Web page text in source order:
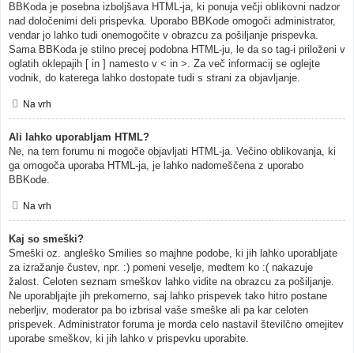
BBKoda je posebna izboljšava HTML-ja, ki ponuja večji oblikovni nadzor
nad določenimi deli prispevka. Uporabo BBKode omogoči administrator,
vendar jo lahko tudi onemogočite v obrazcu za pošiljanje prispevka.
Sama BBKoda je stilno precej podobna HTML-ju, le da so tag-i priloženi v
oglatih oklepajih [ in ] namesto v < in >. Za več informacij se oglejte
vodnik, do katerega lahko dostopate tudi s strani za objavljanje.
Na vrh
Ali lahko uporabljam HTML?
Ne, na tem forumu ni mogoče objavljati HTML-ja. Večino oblikovanja, ki
ga omogoča uporaba HTML-ja, je lahko nadomeščena z uporabo
BBKode.
Na vrh
Kaj so smeški?
Smeški oz. angleško Smilies so majhne podobe, ki jih lahko uporabljate
za izražanje čustev, npr. :) pomeni veselje, medtem ko :( nakazuje
žalost. Celoten seznam smeškov lahko vidite na obrazcu za pošiljanje.
Ne uporabljajte jih prekomerno, saj lahko prispevek tako hitro postane
neberljiv, moderator pa bo izbrisal vaše smeške ali pa kar celoten
prispevek. Administrator foruma je morda celo nastavil številčno omejitev
uporabe smeškov, ki jih lahko v prispevku uporabite.